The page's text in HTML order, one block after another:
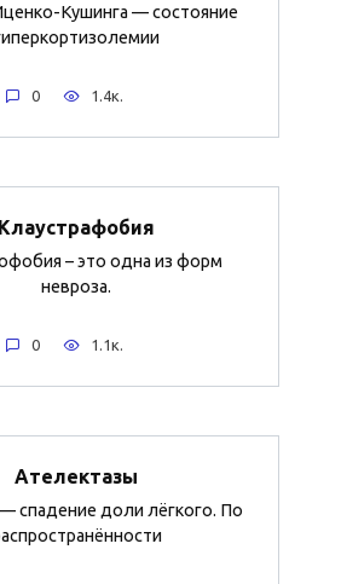
Кушинга — состояние
0 1.4к.
Клаустрафобия
– это одна из форм
невроза.
0 1.1к.
Ателектазы
спадение доли лёгкого. По